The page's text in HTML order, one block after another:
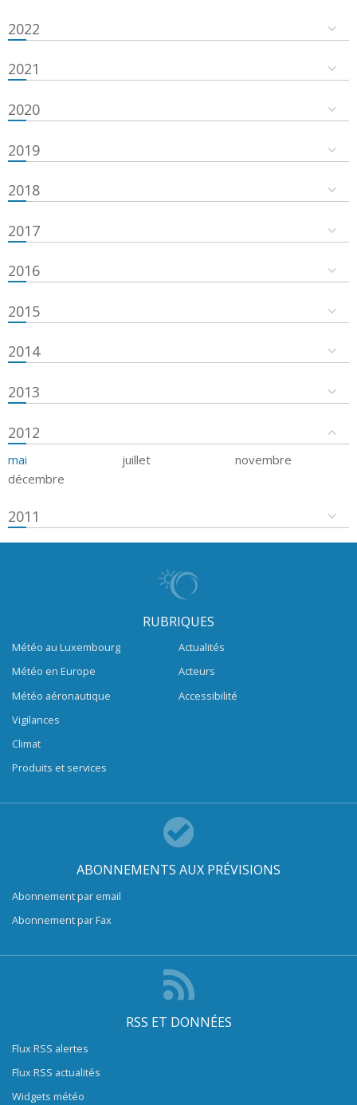
2022
2021
2020
2019
2018
2017
2016
2015
2014
2013
2012
mai juillet
novembre
décembre
2011
RUBRIQUES
Météo au Luxembourg
Météo en Europe
Météo aéronautique
Vigilances
Climat
Produits et services
Actualités
Acteurs
Accessibilité
ABONNEMENTS AUX PRÉVISIONS
Abonnement par email
Abonnement par Fax
RSS ET DONNÉES
Flux RSS alertes
Flux RSS actualités
Widgets météo